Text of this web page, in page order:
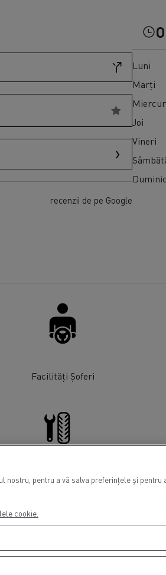
recenzii de pe Google
Luni
Marți
Joi
Vineri
Facilități Șoferi
Service anvelope
nostru, pentru a vă salva preferințele și
cookie.